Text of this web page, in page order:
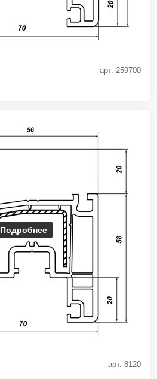
арт. 259700
Подробнее
арт. 8120